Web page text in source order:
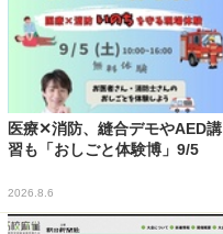
医療✕消防、縫合デモやAED講
習も「おしごと体験博」9/5
2026.8.6